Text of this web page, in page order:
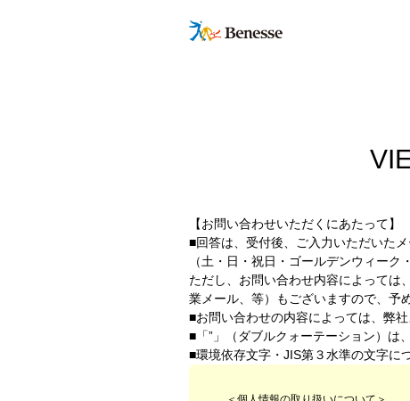
【お問い合わせいただくにあたって】
■回答は、受付後、ご入力いただいた
（土・日・祝日・ゴールデンウィーク
ただし、お問い合わせ内容によっては
業メール、等）もございますので、予
■お問い合わせの内容によっては、弊
■「”」（ダブルクォーテーション）は
■環境依存文字・JIS第３水準の文字に